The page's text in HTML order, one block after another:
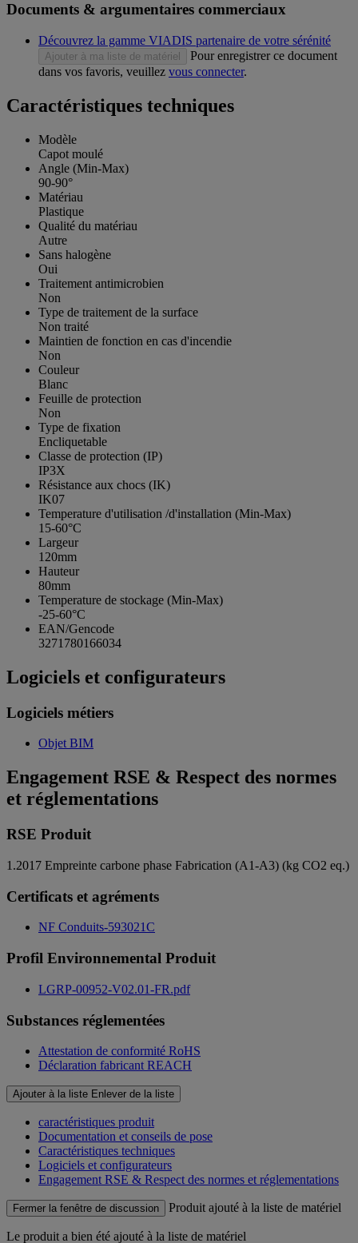
Documents & argumentaires commerciaux
Découvrez la gamme VIADIS partenaire de votre sérénité
Ajouter à ma liste de matériel
Pour enregistrer ce document
dans vos favoris, veuillez vous connecter.
Caractéristiques techniques
Modèle
Capot moulé
Angle (Min-Max)
90-90°
Matériau
Plastique
Qualité du matériau
Autre
Sans halogène
Oui
Traitement antimicrobien
Non
Type de traitement de la surface
Non traité
Maintien de fonction en cas d'incendie
Non
Couleur
Blanc
Feuille de protection
Non
Type de fixation
Encliquetable
Classe de protection (IP)
IP3X
Résistance aux chocs (IK)
IK07
Temperature d'utilisation /d'installation (Min-Max)
15-60°C
Largeur
120mm
Hauteur
80mm
Temperature de stockage (Min-Max)
-25-60°C
EAN/Gencode
3271780166034
Logiciels et configurateurs
Logiciels métiers
Objet BIM
Engagement RSE & Respect des normes
et réglementations
RSE Produit
1.2017 Empreinte carbone phase Fabrication (A1-A3) (kg CO2 eq.)
Certificats et agréments
NF Conduits-593021C
Profil Environnemental Produit
LGRP-00952-V02.01-FR.pdf
Substances réglementées
Attestation de conformité RoHS
Déclaration fabricant REACH
Ajouter à la liste Enlever de la liste
caractéristiques produit
Documentation et conseils de pose
Caractéristiques techniques
Logiciels et configurateurs
Engagement RSE & Respect des normes et réglementations
Fermer la fenêtre de discussion Produit ajouté à la liste de matériel
Le produit a bien été ajouté à la liste de matériel